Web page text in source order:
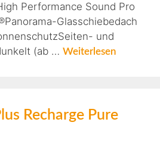
Performance Sound Pro
Glasschiebedach
und
(ab … Weiterlesen
Recharge Pure